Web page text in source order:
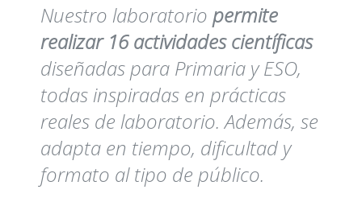
Nuestro laboratorio permite
realizar 16 actividades científicas
diseñadas para Primaria y ESO,
todas inspiradas en prácticas
reales de laboratorio. Además, se
adapta en tiempo, dificultad y
formato al tipo de público.